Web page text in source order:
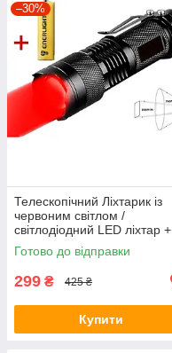
–30%
Телескопічний Ліхтарик із
червоним світлом /
світлодіодний LED ліхтар +
батарейка
Готово до відправки
299 ₴ 425 ₴
Купити